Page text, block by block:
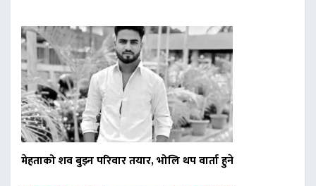
मेहताको शव बुझ्न परिवार तयार, भोलि थप वार्ता हुने